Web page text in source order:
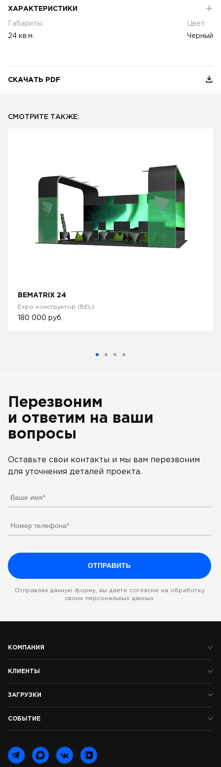
ХАРАКТЕРИСТИКИ
Габариты:
24 кв.м.
Цвет:
Черный
СКАЧАТЬ PDF
СМОТРИТЕ ТАКЖЕ:
BEMATRIX 24
Expo конструктор (BEL)
180 000 руб.
Перезвоним
и ответим на ваши
вопросы
Оставьте свои контакты и мы вам перезвоним
для уточнения деталей проекта.
Отправляя данную форму, вы даете согласие на обработку
своих персональных данных
КОМПАНИЯ
КЛИЕНТЫ
ЗАГРУЗКИ
СОБЫТИЕ